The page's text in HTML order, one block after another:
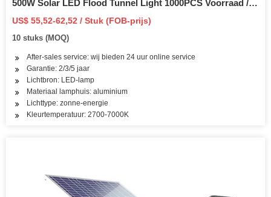
500W Solar LED Flood Tunnel Light 1000PCS Voorraad / 3
jaar garantie / Beschikbare Watts: 60W / 100W / 200W /
300W / 800W
US$ 55,52-62,52 / Stuk (FOB-prijs)
10 stuks (MOQ)
After-sales service: wij bieden 24 uur online service
Garantie: 2/3/5 jaar
Lichtbron: LED-lamp
Materiaal lamphuis: aluminium
Lichttype: zonne-energie
Kleurtemperatuur: 2700-7000K